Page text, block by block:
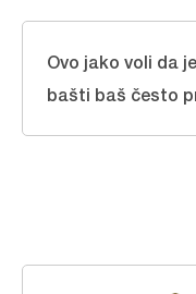
Ovo jako voli da
bašti baš često